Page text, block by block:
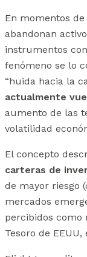
En momentos
abandonan
instrumentos
fenómeno se lo
“huida hacia la
actualmente
aumento de las
volatilidad
El concepto
carteras de
de mayor riesgo
mercados
percibidos como
Tesoro de